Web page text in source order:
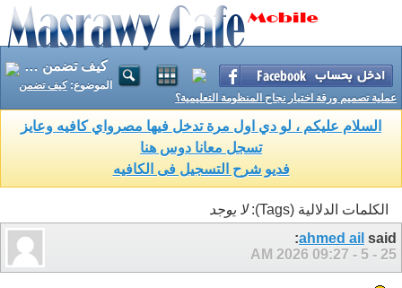
كيف تضمن عملية تصميم ورقة اختبار نجاح المنظومة التعليمية؟
الموضوع:كيف تضمن
عملية تصميم ورقة اختبار نجاح المنظومة التعليمية؟
السلام عليكم ، لو دي اول مرة تدخل فيها مصرواي كافيه وعايز
تسجل معانا دوس هنا
فديو شرح التسجيل فى الكافيه
الكلمات الدلالية (Tags):
لا يوجد
ahmed ail said:
25 - 5 - 2026
09:27 AM